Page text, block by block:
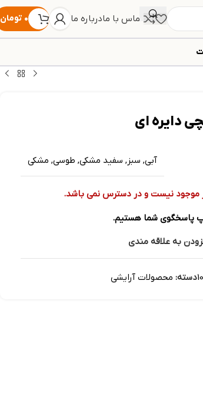
تماس با مادرباره ما ۰ تومان
دایره ای
آبی, سبز , سفید مشکی, طوسی, مشکی
موجود نیست و در دسترس نمی باشد.
پاسخگوی شما هستیم.
به علاقه مندی
دسته: محصولات آرایشی